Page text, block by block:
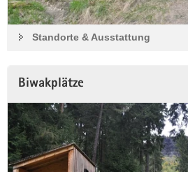
Standorte & Ausstattung
Biwakplätze